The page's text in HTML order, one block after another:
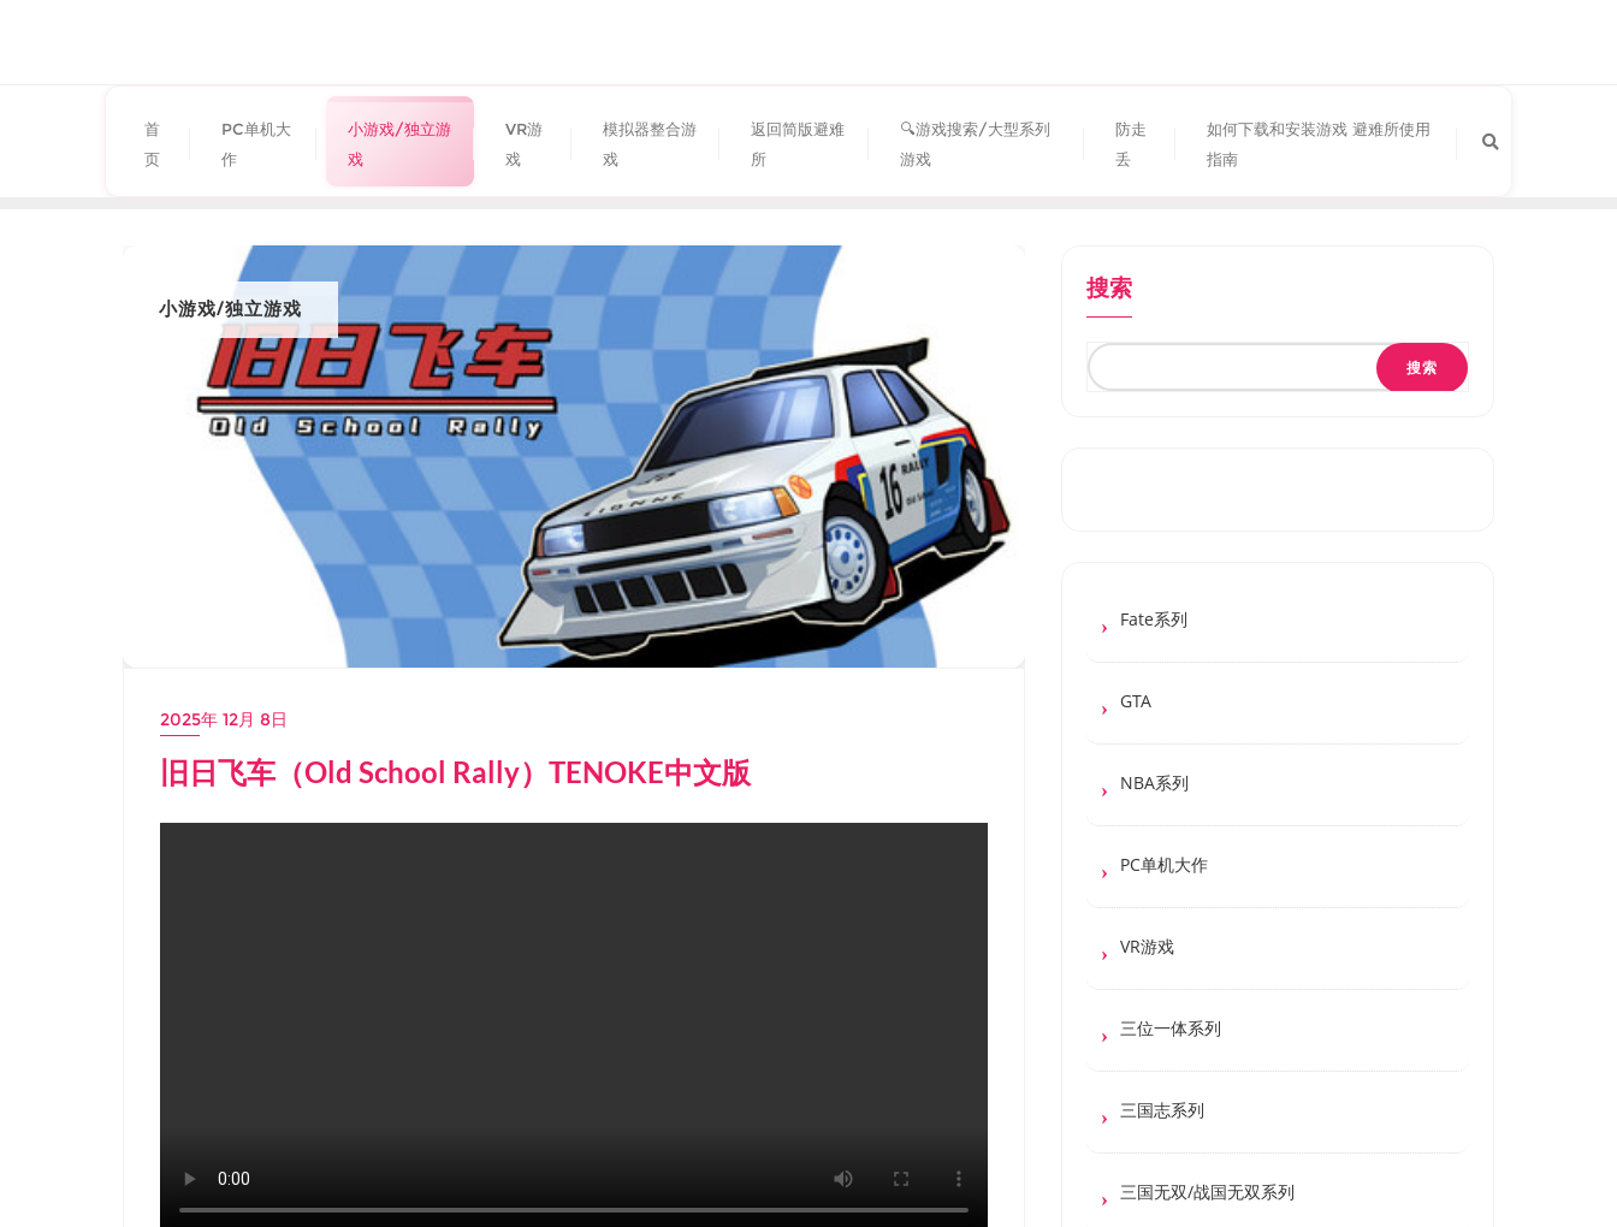
首
页
PC单机大
作
小游戏/独立游
戏
VR游
戏
模拟器整合游
戏
返回简版避难
所
🔍游戏搜索/大型系列
游戏
防走
丢
如何下载和安装游戏 避难所使用
指南
小游戏/独立游戏
2025年 12月 8日
旧日飞车（Old School Rally）TENOKE中文版
搜索
搜索
Fate系列
GTA
NBA系列
PC单机大作
VR游戏
三位一体系列
三国志系列
三国无双/战国无双系列